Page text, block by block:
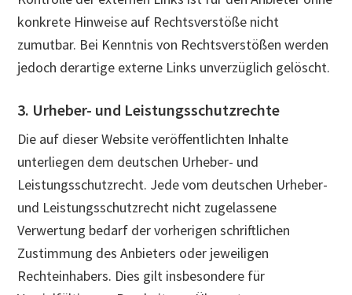
konkrete Hinweise auf Rechtsverstöße nicht
zumutbar. Bei Kenntnis von Rechtsverstößen werden
jedoch derartige externe Links unverzüglich gelöscht.
3. Urheber- und Leistungsschutzrechte
Die auf dieser Website veröffentlichten Inhalte
unterliegen dem deutschen Urheber- und
Leistungsschutzrecht. Jede vom deutschen Urheber-
und Leistungsschutzrecht nicht zugelassene
Verwertung bedarf der vorherigen schriftlichen
Zustimmung des Anbieters oder jeweiligen
Rechteinhabers. Dies gilt insbesondere für